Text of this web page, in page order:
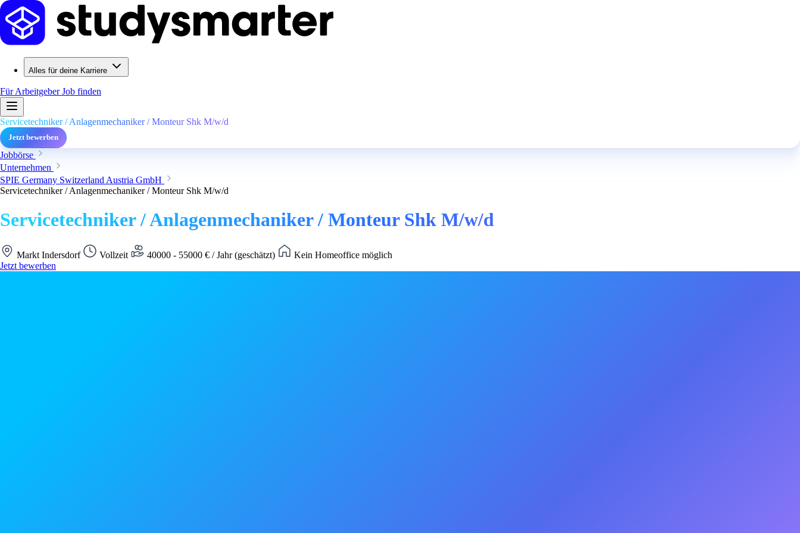
Alles für deine Karriere
Für ArbeitgeberJob finden
Servicetechniker / Anlagenmechaniker / Monteur Shk M/w/d
Jetzt bewerben
Jobbörse
Unternehmen
SPIE Germany Switzerland Austria GmbH
Servicetechniker / Anlagenmechaniker / Monteur Shk M/w/d
Servicetechniker / Anlagenmechaniker / Monteur Shk M/w/d
Markt Indersdorf Vollzeit 40000 - 55000 € / Jahr (geschätzt)
Kein Homeoffice möglich
Jetzt bewerben